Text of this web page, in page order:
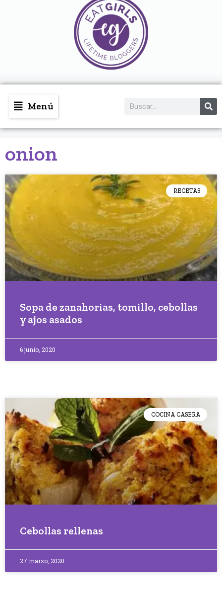
Menú
onion
RECETAS
Sopa de zanahorias, tomillo, cebollas
y ajos asados
6 junio, 2020
COCINA CASERA
Cebollas rellenas
27 marzo, 2020